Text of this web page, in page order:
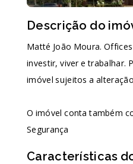
Descrição do
Matté João Moura.
investir, viver e trabalhar.
imóvel sujeitos a
O imóvel conta também
Segurança
Características